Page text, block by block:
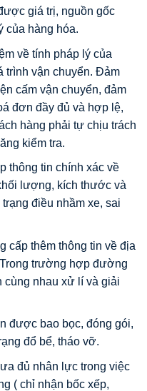
giá trị, nguồn gốc
của hàng hóa.
về tính pháp lý của
trình vận chuyển. Đảm
cấm vận chuyển, đảm
đơn đầy đủ và hợp lệ,
hàng phải tự chịu trách
kiểm tra.
thông tin chính xác về
lượng, kích thước và
điều nhầm xe, sai
cấp thêm thông tin về địa
trường hợp đường
cùng nhau xử lí và giải
được bao bọc, đóng gói,
đổ bể, tháo vỡ.
đủ nhân lực trong việc
( chỉ nhận bốc xếp,